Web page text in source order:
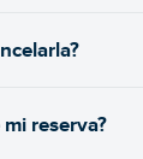
reserva?